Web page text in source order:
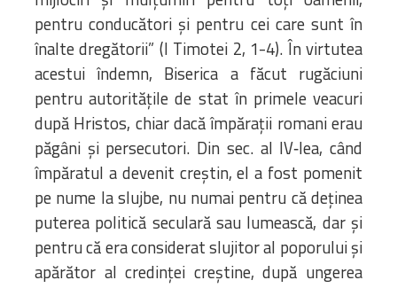
pentru conducători şi pentru cei care sunt în
înalte dregătorii” (I Timotei 2, 1-4). În virtutea
acestui îndemn, Biserica a făcut rugăciuni
pentru autorităţile de stat în primele veacuri
după Hristos, chiar dacă împăraţii romani erau
păgâni şi persecutori. Din sec. al IV‑lea, când
împăratul a devenit creştin, el a fost pomenit
pe nume la slujbe, nu numai pentru că deţinea
puterea politică seculară sau lumească, dar şi
pentru că era considerat slujitor al poporului şi
apărător al credinţei creştine, după ungerea